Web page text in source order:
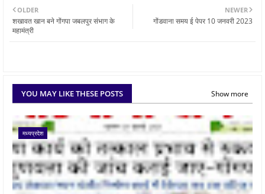
NEWER
गोंडवाना समय ई पेपर 10 जनवरी 2023
OLDER
शखावत खान बने गोंगपा जबलपुर संभाग के
महामंत्री
YOU MAY LIKE THESE POSTS Show more
मध्यप्रदेश